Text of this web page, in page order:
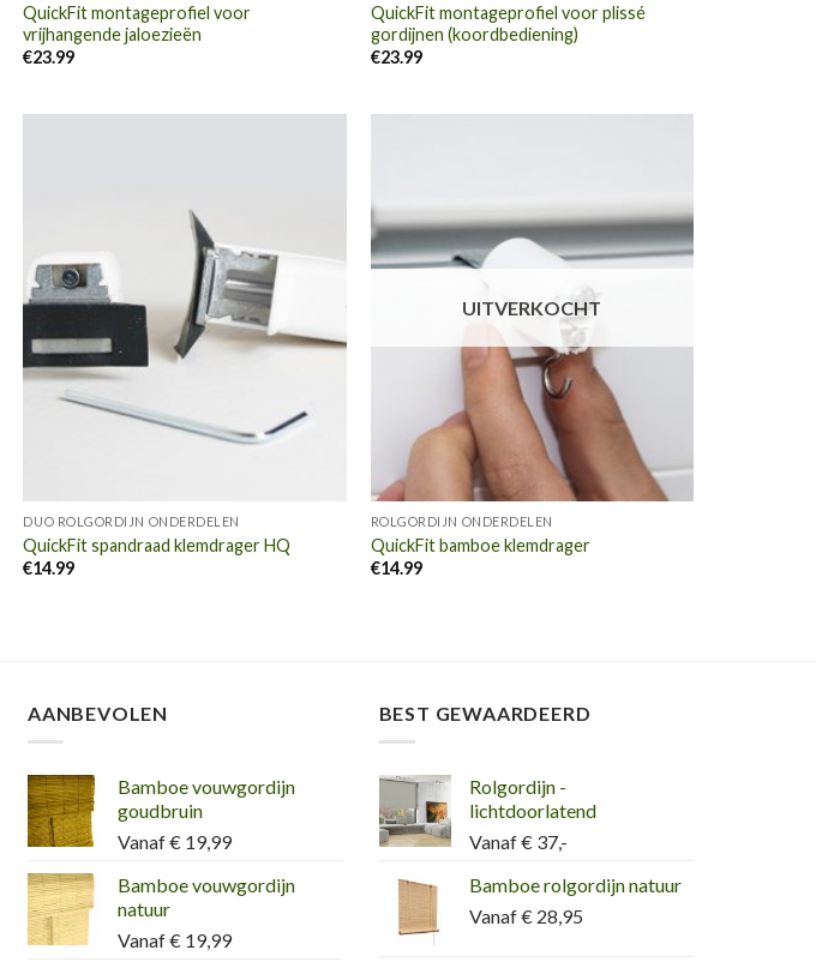
QuickFit montageprofiel voor
vrijhangende jaloezieën
€23.99
QuickFit montageprofiel voor plissé
gordijnen (koordbediening)
€23.99
DUO ROLGORDIJN ONDERDELEN
QuickFit spandraad klemdrager HQ
€14.99
wenslijst
UITVERKOCHT
ROLGORDIJN ONDERDELEN
QuickFit bamboe klemdrager
€14.99
AANBEVOLEN
Bamboe vouwgordijn
goudbruin
Vanaf € 19,99
Bamboe vouwgordijn
natuur
Vanaf € 19,99
BEST GEWAARDEERD
Rolgordijn -
lichtdoorlatend
Vanaf € 37,-
Bamboe rolgordijn natuur
Vanaf € 28,95